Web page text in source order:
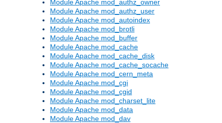
Module Apache mod_authz_owner
Module Apache mod_authz_user
Module Apache mod_autoindex
Module Apache mod_brotli
Module Apache mod_buffer
Module Apache mod_cache
Module Apache mod_cache_disk
Module Apache mod_cache_socache
Module Apache mod_cern_meta
Module Apache mod_cgi
Module Apache mod_cgid
Module Apache mod_charset_lite
Module Apache mod_data
Module Apache mod_dav